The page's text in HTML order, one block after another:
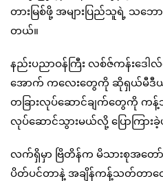
တားမြစ်ဖို့ အများပြည်သူရဲ့ သဘ
တယ်။
နည်းပညာဝန်ကြီး လစ်ဇ်ကန်းဒ
အောက် ကလေးတွေကို ဆိုရှယ်မီဒီ
တခြားလုပ်ဆောင်ချက်တွေကို ကန့်
လုပ်ဆောင်သွားမယ်လို့ ပြောကြား
လက်ရှိမှာ ဗြိတိန်က မိသားစုအတော်
ပိတ်ပင်တာနဲ့ အချိန်ကန့်သတ်တာ